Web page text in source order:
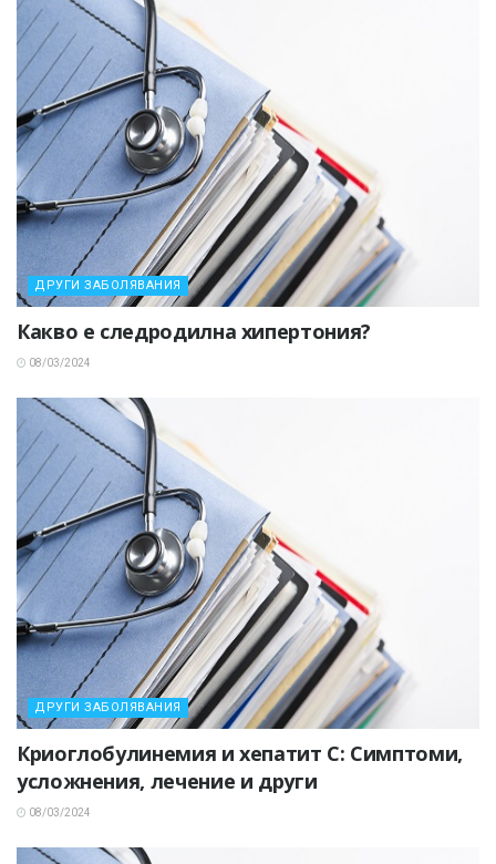
ДРУГИ ЗАБОЛЯВАНИЯ
Какво е следродилна хипертония?
08/03/2024
ДРУГИ ЗАБОЛЯВАНИЯ
Криоглобулинемия и хепатит C: Симптоми,
усложнения, лечение и други
08/03/2024